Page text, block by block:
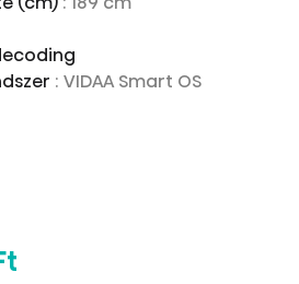
: VIDAA Smart OS